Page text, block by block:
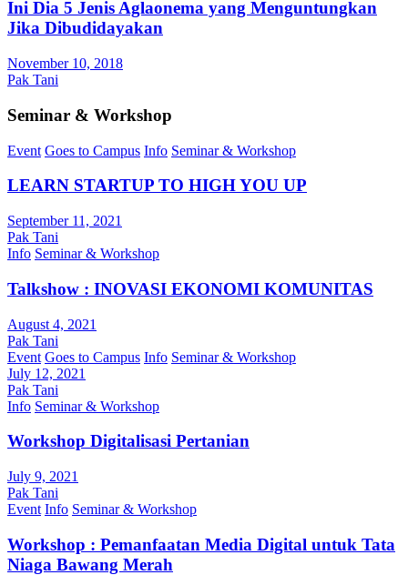
Ini Dia 5 Jenis Aglaonema yang Menguntungkan
Jika Dibudidayakan
November 10, 2018
Pak Tani
Seminar & Workshop
Event Goes to Campus Info Seminar & Workshop
LEARN STARTUP TO HIGH YOU UP
September 11, 2021
Pak Tani
Info Seminar & Workshop
Talkshow : INOVASI EKONOMI KOMUNITAS
August 4, 2021
Pak Tani
Event Goes to Campus Info Seminar & Workshop
July 12, 2021
Pak Tani
Info Seminar & Workshop
Workshop Digitalisasi Pertanian
July 9, 2021
Pak Tani
Event Info Seminar & Workshop
Workshop : Pemanfaatan Media Digital untuk Tata
Niaga Bawang Merah